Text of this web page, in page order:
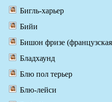
Бигль-харьер
Бийи
Бишон фризе
Бладхаунд
Блю пол терьер
Блю-лейси